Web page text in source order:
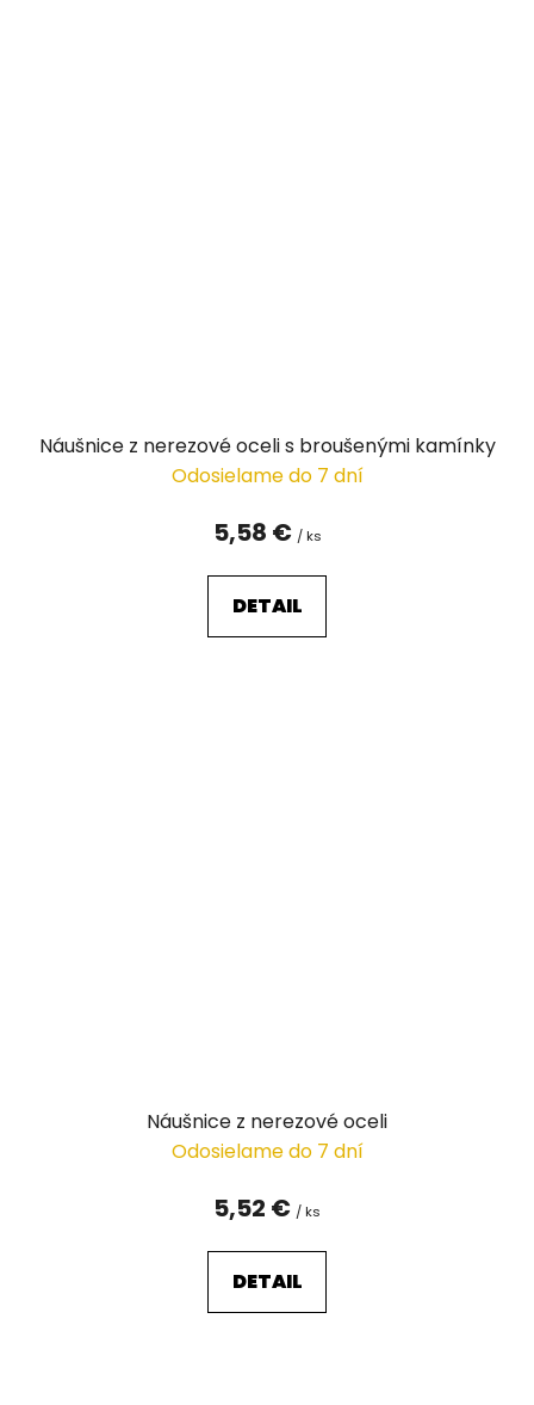
Náušnice z nerezové oceli s broušenými kamínky
Odosielame do 7 dní
5,58 € / ks
DETAIL
Náušnice z nerezové oceli
Odosielame do 7 dní
5,52 € / ks
DETAIL